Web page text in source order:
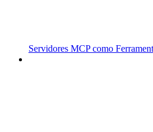
Servidores MCP como